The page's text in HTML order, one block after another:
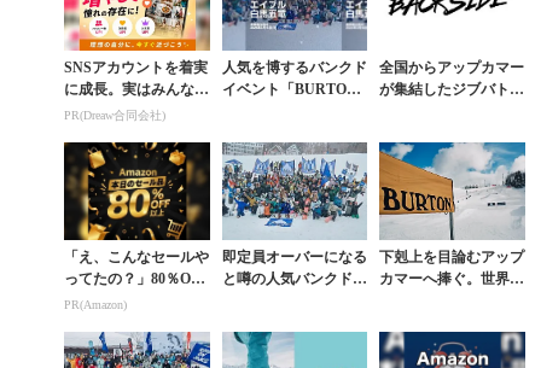
SNSアカウントを着実
に成長。実はみんなコ
コ使ってます。
PR(Dreaw合同会社)
人気を博するバンクド
イベント「BURTON
エント...
全国からアップカマー
が集結したジブバトル
「え、こんなセールや
ってたの？」80％OFF
以上が続々登場！Am
PR(Amazon)
即定員オーバーになる
と噂の人気バンクドイ
＠スキー...
下剋上を目論むアップ
カマーへ捧ぐ。世界へ